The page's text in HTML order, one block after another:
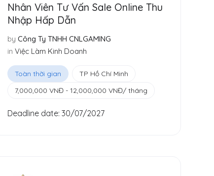
Nhân Viên Tư Vấn Sale Online Thu
Nhập Hấp Dẫn
by Công Ty TNHH CNLGAMING
in Việc Làm Kinh Doanh
Toàn thời gian
TP Hồ Chí Minh
7,000,000 VNĐ- 12,000,000 VNĐ/ tháng
Deadline date: 30/07/2027